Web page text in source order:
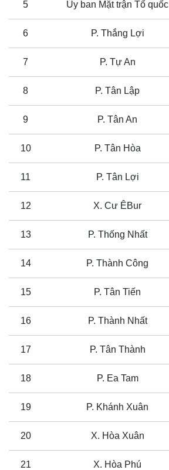
5 Ủy ban Mặt trận Tổ quốc
6 P. Thắng Lợi
7 P. Tự An
8 P. Tân Lập
9 P. Tân An
10 P. Tân Hòa
11 P. Tân Lợi
12 X. Cư ÊBur
13 P. Thống Nhất
14 P. Thành Công
15 P. Tân Tiến
16 P. Thành Nhất
17 P. Tân Thành
18 P. Ea Tam
19 P. Khánh Xuân
20 X. Hòa Xuân
21 X. Hòa Phú